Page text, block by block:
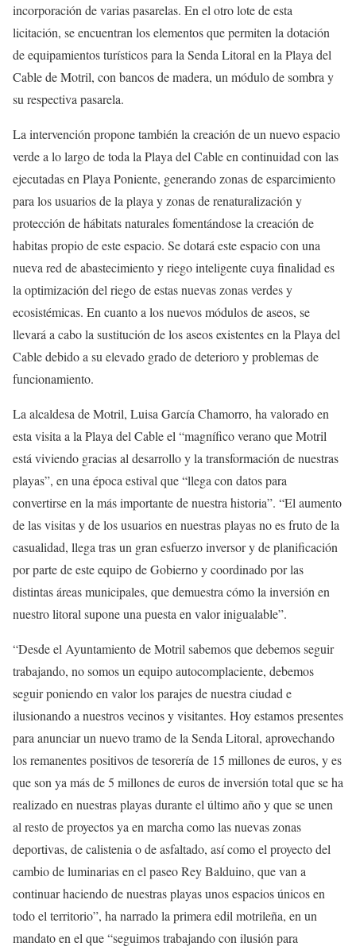
incorporación de varias pasarelas. En el otro lote de esta
licitación, se encuentran los elementos que permiten la dotación
de equipamientos turísticos para la Senda Litoral en la Playa del
Cable de Motril, con bancos de madera, un módulo de sombra y
su respectiva pasarela.
La intervención propone también la creación de un nuevo espacio
verde a lo largo de toda la Playa del Cable en continuidad con las
ejecutadas en Playa Poniente, generando zonas de esparcimiento
para los usuarios de la playa y zonas de renaturalización y
protección de hábitats naturales fomentándose la creación de
habitas propio de este espacio. Se dotará este espacio con una
nueva red de abastecimiento y riego inteligente cuya finalidad es
la optimización del riego de estas nuevas zonas verdes y
ecosistémicas. En cuanto a los nuevos módulos de aseos, se
llevará a cabo la sustitución de los aseos existentes en la Playa del
Cable debido a su elevado grado de deterioro y problemas de
funcionamiento.
La alcaldesa de Motril, Luisa García Chamorro, ha valorado en
esta visita a la Playa del Cable el “magnífico verano que Motril
está viviendo gracias al desarrollo y la transformación de nuestras
playas”, en una época estival que “llega con datos para
convertirse en la más importante de nuestra historia”. “El aumento
de las visitas y de los usuarios en nuestras playas no es fruto de la
casualidad, llega tras un gran esfuerzo inversor y de planificación
por parte de este equipo de Gobierno y coordinado por las
distintas áreas municipales, que demuestra cómo la inversión en
nuestro litoral supone una puesta en valor inigualable”.
“Desde el Ayuntamiento de Motril sabemos que debemos seguir
trabajando, no somos un equipo autocomplaciente, debemos
seguir poniendo en valor los parajes de nuestra ciudad e
ilusionando a nuestros vecinos y visitantes. Hoy estamos presentes
para anunciar un nuevo tramo de la Senda Litoral, aprovechando
los remanentes positivos de tesorería de 15 millones de euros, y es
que son ya más de 5 millones de euros de inversión total que se ha
realizado en nuestras playas durante el último año y que se unen
al resto de proyectos ya en marcha como las nuevas zonas
deportivas, de calistenia o de asfaltado, así como el proyecto del
cambio de luminarias en el paseo Rey Balduino, que van a
continuar haciendo de nuestras playas unos espacios únicos en
todo el territorio”, ha narrado la primera edil motrileña, en un
mandato en el que “seguimos trabajando con ilusión para